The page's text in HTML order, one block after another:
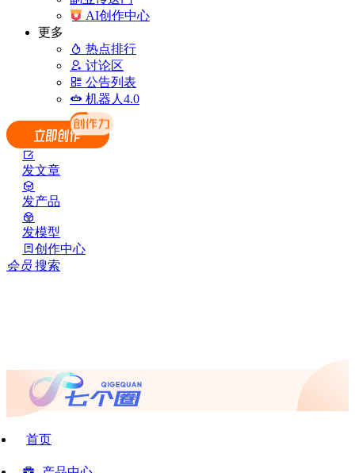
AI创作中心
更多
热点排行
讨论区
公告列表
机器人4.0
发文章
发产品
发模型
创作中心
会员 搜索
首页